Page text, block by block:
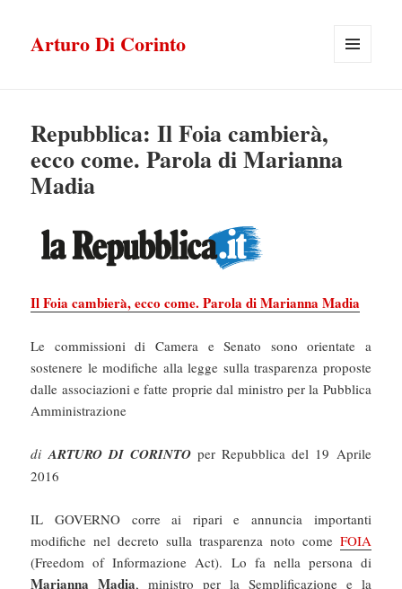
Arturo Di Corinto
Repubblica: Il Foia cambierà,
ecco come. Parola di Marianna
Madia
Il Foia cambierà, ecco come. Parola di Marianna Madia
Le commissioni di Camera e Senato sono orientate a
sostenere le modifiche alla legge sulla trasparenza proposte
dalle associazioni e fatte proprie dal ministro per la Pubblica
Amministrazione
diARTURO DI CORINTOper Repubblica del 19 Aprile
2016
IL GOVERNO corre ai ripari e annuncia importanti
modifiche nel decreto sulla trasparenza noto come FOIA
(Freedom of Informazione Act). Lo fa nella persona di
Marianna Madia, ministro per la Semplificazione e la